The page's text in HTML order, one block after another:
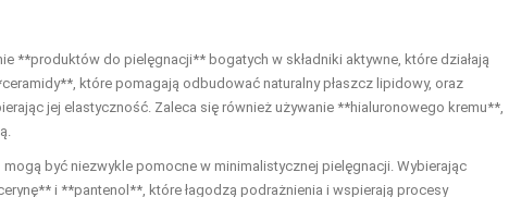
**produktów do pielęgnacji** bogatych w składniki aktywne, które działają
które pomagają odbudować naturalny płaszcz lipidowy, oraz
jej elastyczność. Zaleca się również używanie **hialuronowego kremu**,
być niezwykle pomocne w minimalistycznej pielęgnacji. Wybierając
i **pantenol**, które łagodzą podrażnienia i wspierają procesy